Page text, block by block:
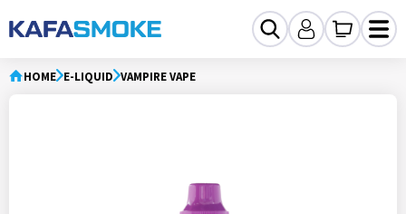
HOME E-LIQUID VAMPIRE VAPE